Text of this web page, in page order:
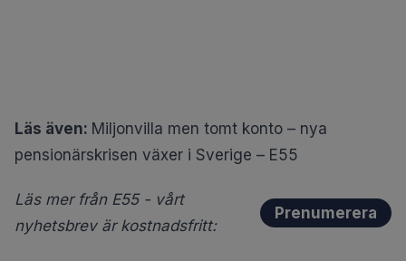
Läs även: Miljonvilla men tomt konto – nya
pensionärskrisen växer i Sverige – E55
Läs mer från E55 - vårt
nyhetsbrev är kostnadsfritt:
Prenumerera